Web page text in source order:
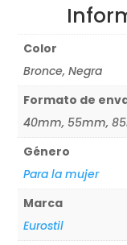
Color
Bronce, Negra
Formato de
40mm, 55mm,
Género
Para la mujer
Marca
Eurostil